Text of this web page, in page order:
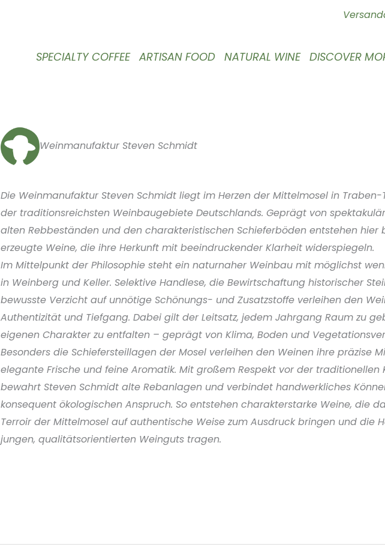
SPECIALTY COFFEE ARTISAN FOOD NATURAL WINE DISCOVER
Weinmanufaktur Steven Schmidt
Die Weinmanufaktur Steven Schmidt liegt im Herzen der Mittelmosel in
der traditionsreichsten Weinbaugebiete Deutschlands. Geprägt von
alten Rebbeständen und den charakteristischen Schieferböden entstehen hier
erzeugte Weine, die ihre Herkunft mit beeindruckender Klarheit widerspiegeln.
Im Mittelpunkt der Philosophie steht ein naturnaher Weinbau mit möglichst
in Weinberg und Keller. Selektive Handlese, die Bewirtschaftung historischer
bewusste Verzicht auf unnötige Schönungs- und Zusatzstoffe verleihen den
Authentizität und Tiefgang. Dabei gilt der Leitsatz, jedem Jahrgang Raum zu
eigenen Charakter zu entfalten – geprägt von Klima, Boden und
Besonders die Schiefersteillagen der Mosel verleihen den Weinen ihre präzise
elegante Frische und feine Aromatik. Mit großem Respekt vor der traditionellen
bewahrt Steven Schmidt alte Rebanlagen und verbindet handwerkliches
konsequent ökologischen Anspruch. So entstehen charakterstarke Weine, die
Terroir der Mittelmosel auf authentische Weise zum Ausdruck bringen und die
jungen, qualitätsorientierten Weinguts tragen.